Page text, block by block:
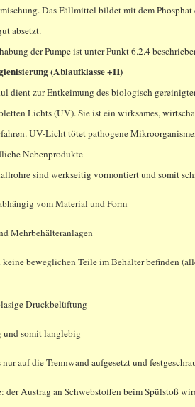
Das Fällmittel bildet mit dem
absetzt.
der Pumpe ist unter Punkt 6.2.4
(Ablaufklasse +H)
dient zur Entkeimung des biologisch
Lichts (UV). Sie ist ein wirksames,
UV-Licht tötet pathogene
Nebenprodukte
sind werkseitig vormontiert und somit
vom Material und Form
Mehrbehälteranlagen
beweglichen Teile im Behälter befinden
Druckbelüftung
und somit langlebig
auf die Trennwand aufgesetzt und
Austrag an Schwebstoffen beim Spülstoß